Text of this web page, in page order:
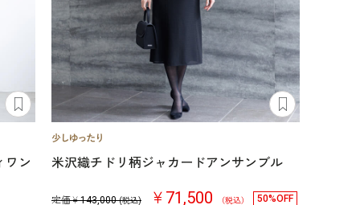
ワン 米沢織チドリ柄ジャカードアンサンブル
定価￥143,000 (税込) ￥71,500 （税込） 50%OFF